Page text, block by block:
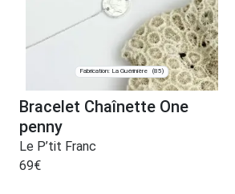
Fabrication: La Guérinière (85)
Bracelet Chaînette One
penny
Le P’tit Franc
69€